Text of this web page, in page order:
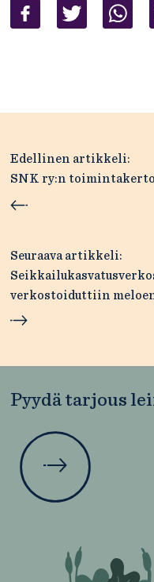
Artikkelien
selaus
Edellinen artikkeli:
SNK ry:n
Seuraava artikkeli:
verkostoiduttiin
Pyydä tarjous